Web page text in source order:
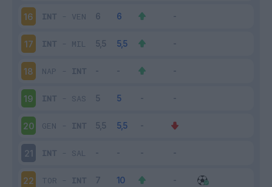
16 INT - VEN
17 INT - MIL
18 NAP - INT
19 INT - SAS
20 GEN - INT
21 INT - SAL
22 TOR - INT